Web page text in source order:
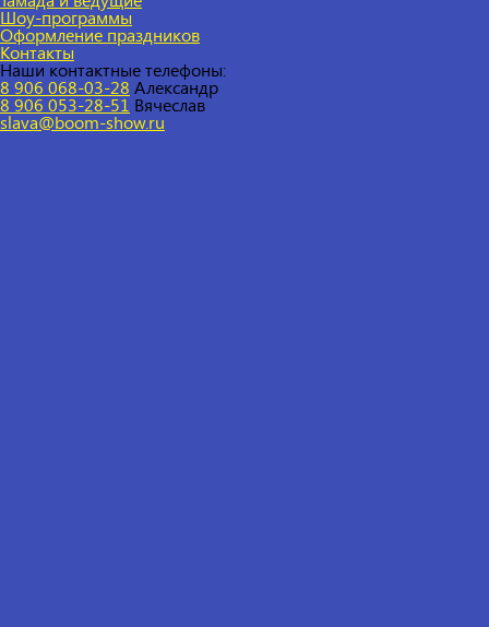
Шоу-программы
Оформление праздников
Контакты
Наши контактные телефоны:
8 906 068-03-28 Александр
8 906 053-28-51 Вячеслав
slava@boom-show.ru